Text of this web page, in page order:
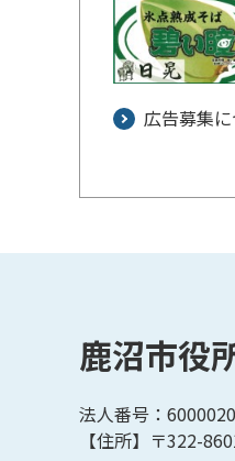
広告募集
鹿沼市役
法人番号：
【住所】〒322-